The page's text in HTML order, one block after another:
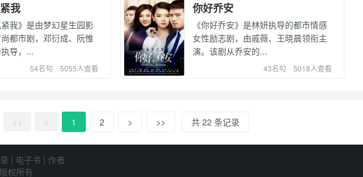
我
紧我》是由梦幻星生园影
都市剧，邓衍成、阮惟
导，...
54名句 5055人查看
你好乔安
《你好乔安》是林妍执导的都市情感
女性励志剧，由戚薇、王晓晨领衔主
演。该剧从乔安的...
43名句 5018人查看
<< < 1 2 > >> 共 22 条记录
| 电子书 | 作者
权所有